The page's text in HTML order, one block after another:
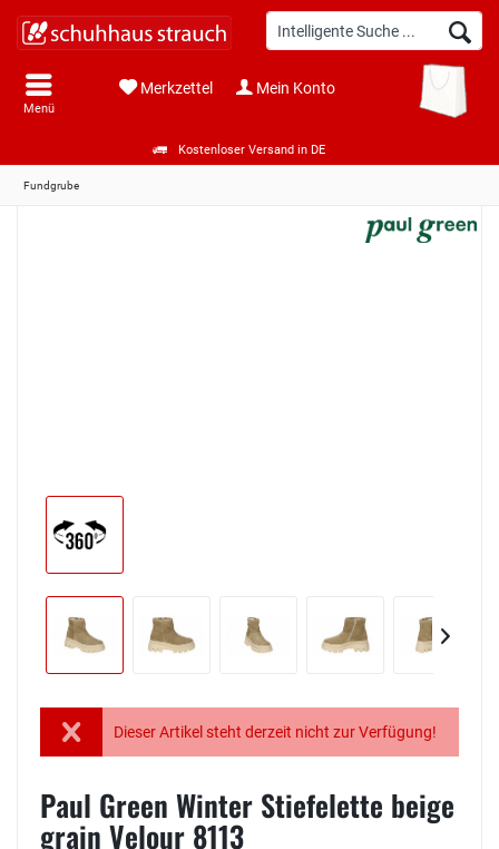
Kostenloser Versand in DE
Menü
Merkzettel Mein Konto
Fundgrube
Dieser Artikel steht derzeit nicht zur Verfügung!
Paul Green Winter Stiefelette beige
grain Velour 8113